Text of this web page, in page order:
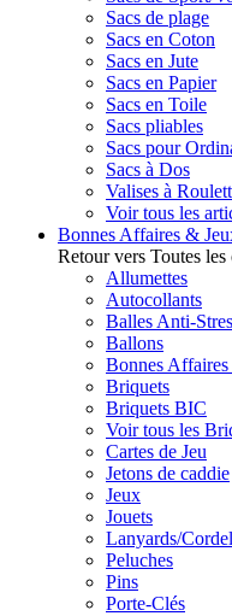
Sacs de plage
Sacs en Coton
Sacs en Jute
Sacs en Papier
Sacs en Toile
Sacs pliables
Sacs pour
Sacs à Dos
Valises à
Voir tous les
Bonnes Affaires &
Retour vers Toutes les
Allumettes
Autocollants
Balles Anti-
Ballons
Bonnes
Briquets
Briquets BIC
Voir tous les
Cartes de Jeu
Jetons de caddie
Jeux
Jouets
Lanyards/
Peluches
Pins
Porte-Clés